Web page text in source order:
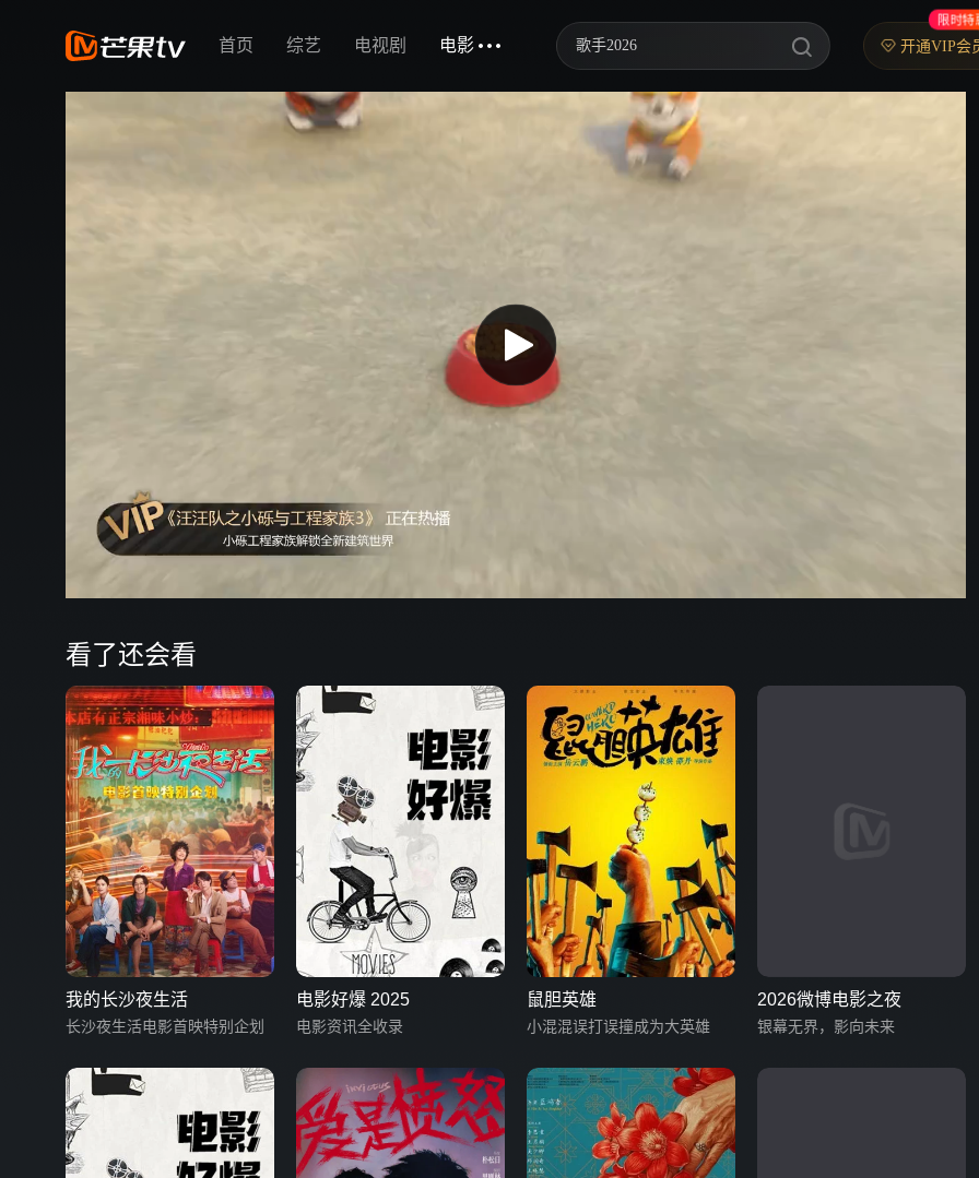
首页 综艺 电视剧 电影 歌手2026
你好，星期六
中餐厅·南洋拾光季
爸爸当家 第五季
开通VIP会
限时特
看了还会看
我的长沙夜生活
长沙夜生活电影首映特别企划
电影好爆 2025
电影资讯全收录
鼠胆英雄
小混混误打误撞成为大英雄
2026微博电影之夜
银幕无界，影向未来